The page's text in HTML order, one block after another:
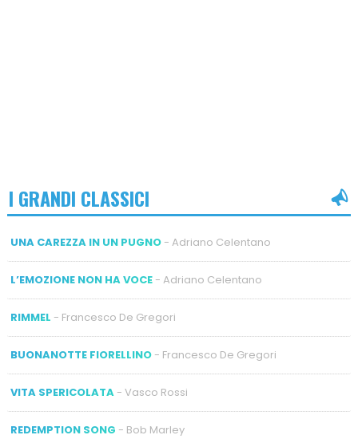
I GRANDI CLASSICI
UNA CAREZZA IN UN PUGNO- Adriano Celentano
L’EMOZIONE NON HA VOCE- Adriano Celentano
RIMMEL - Francesco De Gregori
BUONANOTTE FIORELLINO- Francesco De Gregori
VITA SPERICOLATA- Vasco Rossi
REDEMPTION SONG - Bob Marley